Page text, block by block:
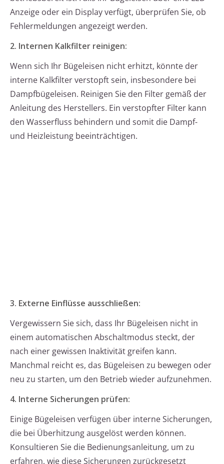
Anzeige oder ein Display verfügt, überprüfen Sie, ob
Fehlermeldungen angezeigt werden.
2. Internen Kalkfilter reinigen:
Wenn sich Ihr Bügeleisen nicht erhitzt, könnte der
interne Kalkfilter verstopft sein, insbesondere bei
Dampfbügeleisen. Reinigen Sie den Filter gemäß der
Anleitung des Herstellers. Ein verstopfter Filter kann
den Wasserfluss behindern und somit die Dampf-
und Heizleistung beeinträchtigen.
3. Externe Einflüsse ausschließen:
Vergewissern Sie sich, dass Ihr Bügeleisen nicht in
einem automatischen Abschaltmodus steckt, der
nach einer gewissen Inaktivität greifen kann.
Manchmal reicht es, das Bügeleisen zu bewegen oder
neu zu starten, um den Betrieb wieder aufzunehmen.
4. Interne Sicherungen prüfen:
Einige Bügeleisen verfügen über interne Sicherungen,
die bei Überhitzung ausgelöst werden können.
Konsultieren Sie die Bedienungsanleitung, um zu
erfahren, wie diese Sicherungen zurückgesetzt